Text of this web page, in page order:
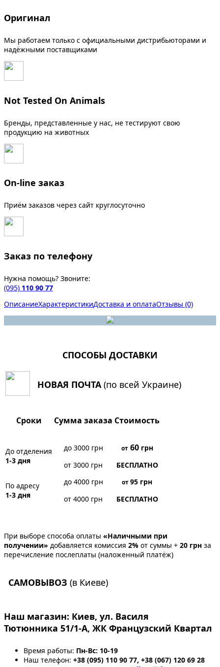
Оригинал
Мы работаем только с официальными дистрибьюторами и
надёжными поставщиками
Not Tested On Animals
Бренды, представленные у нас, не тестируют свою
продукцию на животных
On-line заказ
Приём заказов через сайт круглосуточно
Заказ по телефону
Нужна помощь? Звоните:
(095) 110 90 77
ОписаниеХарактеристикиДоставка и оплатаОтзывы (0)
СПОСОБЫ ДОСТАВКИ
НОВАЯ ПОЧТА(по всей Украине)
Сроки Сумма заказа Стоимость
До отделения
1-3 дня
до 3000 грн от60грн
от 3000 грн
БЕСПЛАТНО
По адресу
1-3 дня
до 4000 грн от95 грн
от 4000 грн
БЕСПЛАТНО
При выборе способа оплаты «Наличными при
получении» добавляется комиссия 2% от суммы + 20 грн за
перечисление послеплаты (наложенный платёж)
САМОВЫВОЗ (в Киеве)
Наш магазин: Киев, ул. Василя
Тютюнника 51/1-А, ЖК Французский Квартал
Время работы: Пн-Вс: 10-19
Наш телефон: +38 (095) 110 90 77, +38 (067) 120 69 28